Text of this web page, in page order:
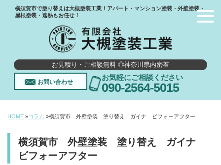
横須賀市で塗り替えは大槻塗装工業！アパート・マンション塗装・外壁塗装・
屋根塗装・遮熱もお任せ！
お見積り・ご相談無料 ◎神奈川県内密着
お問い合わせ
お気軽にご相談ください
090-2564-5015
HOME »コラム »横須賀市 外壁塗装 塗り替え ガイナ ビフォーアフター
横須賀市 外壁塗装 塗り替え ガイナ
ビフォーアフター